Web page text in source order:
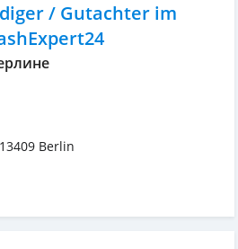
/ Gutachter im
13409 Berlin